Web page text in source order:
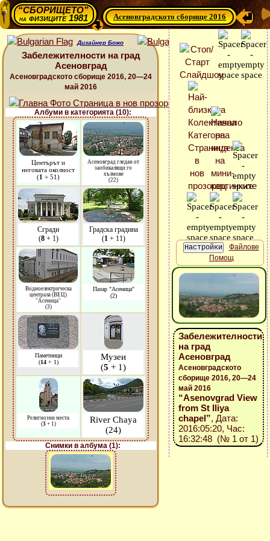
“СБОРИЩЕТО”
нафизиците 1981 Асеновградското сборище 2016
Дизайнер Божо
Забележителности на град
Асеновград
Асеновградското сборище 2016, 20—24
май 2016
Албуми в категорията (10):
Центърът и
неговата околност
(1 + 51)
Асеновград гледан от
заобикалящи го
хълмове
(22)
Сгради
(8+ 1)
Градска градина
(1+ 11)
Водноелектрическа
централа (ВЕЦ)
"Асеница"
(3)
Пазар "Асеница"
(2)
Паметници
(14+ 1)
Музеи
(5 + 1)
Религиозни места
(3+ 1)
River Chaya
(24)
Снимки в албума (1):
Файлове
Помощ
Забележителности
на град
Асеновград
Асеновградското
сборище 2016, 20—24
май 2016
“Asenovgrad View
from St Iliya
chapel”, Дата:
2016:05:20, Час:
16:32:48 (№ 1 от 1)